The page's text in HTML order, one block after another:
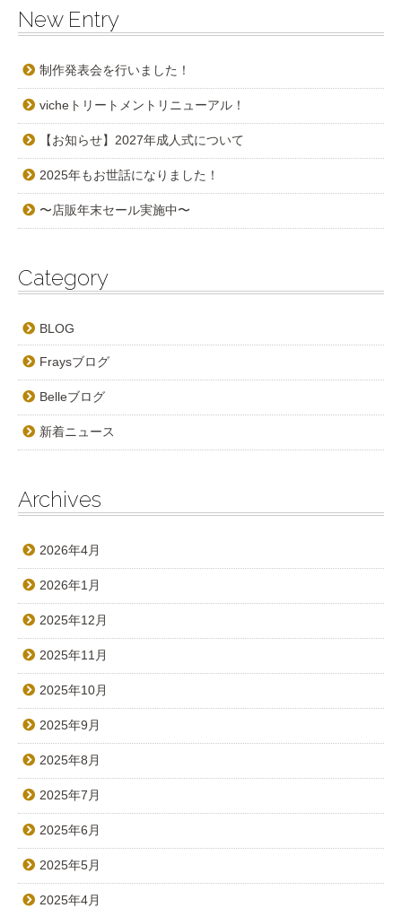
New Entry
制作発表会を行いました！
vicheトリートメントリニューアル！
【お知らせ】2027年成人式について
2025年もお世話になりました！
〜店販年末セール実施中〜
Category
BLOG
Fraysブログ
Belleブログ
新着ニュース
Archives
2026年4月
2026年1月
2025年12月
2025年11月
2025年10月
2025年9月
2025年8月
2025年7月
2025年6月
2025年5月
2025年4月